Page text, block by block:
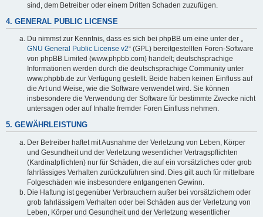
sind, dem Betreiber oder einem Dritten Schaden zuzufügen.
4. GENERAL PUBLIC LICENSE
Du nimmst zur Kenntnis, dass es sich bei phpBB um eine unter der „
GNU General Public License v2“ (GPL) bereitgestellten Foren-Software
von phpBB Limited (www.phpbb.com) handelt; deutschsprachige
Informationen werden durch die deutschsprachige Community unter
www.phpbb.de zur Verfügung gestellt. Beide haben keinen Einfluss auf
die Art und Weise, wie die Software verwendet wird. Sie können
insbesondere die Verwendung der Software für bestimmte Zwecke nicht
untersagen oder auf Inhalte fremder Foren Einfluss nehmen.
5. GEWÄHRLEISTUNG
Der Betreiber haftet mit Ausnahme der Verletzung von Leben, Körper
und Gesundheit und der Verletzung wesentlicher Vertragspflichten
(Kardinalpflichten) nur für Schäden, die auf ein vorsätzliches oder grob
fahrlässiges Verhalten zurückzuführen sind. Dies gilt auch für mittelbare
Folgeschäden wie insbesondere entgangenen Gewinn.
Die Haftung ist gegenüber Verbrauchern außer bei vorsätzlichem oder
grob fahrlässigem Verhalten oder bei Schäden aus der Verletzung von
Leben, Körper und Gesundheit und der Verletzung wesentlicher